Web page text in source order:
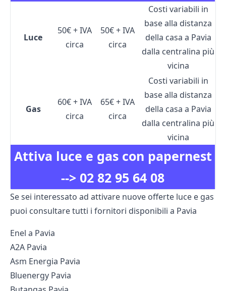
Attiva luce e gas con papernest
--> 02 82 95 64 08
Luce
50€ + IVA
circa
50€ + IVA
circa
Costi variabili in
base alla distanza
della casa a Pavia
dalla centralina più
vicina
Gas
60€ + IVA
circa
65€ + IVA
circa
Costi variabili in
base alla distanza
della casa a Pavia
dalla centralina più
vicina
Se sei interessato ad attivare nuove offerte luce e gas
puoi consultare tutti i fornitori disponibili a Pavia
Enel a Pavia
A2A Pavia
Asm Energia Pavia
Bluenergy Pavia